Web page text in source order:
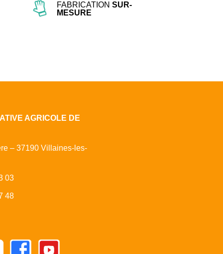
FABRICATION SUR-
MESURE
AGRICOLE DE
– 37190 Villaines-les-
03
48
FacebookYoutube